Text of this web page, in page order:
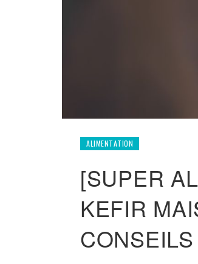
ALIMENTATION
[SUPER
KEFIR
CONSEILS